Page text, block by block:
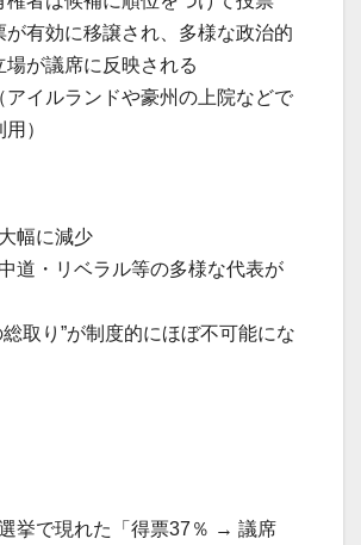
が有効に移譲され、多様な政治的
場が議席に反映される
アイルランドや豪州の上院などで
用）
幅に減少
道・リベラル等の多様な代表が
総取り”が制度的にほぼ不可能にな
選挙で現れた「得票37％ → 議席